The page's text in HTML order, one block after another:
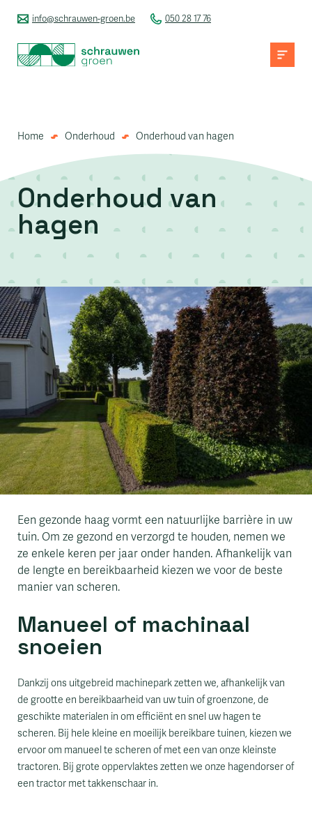
info@schrauwen-groen.be 050 28 17 76
Home Onderhoud Onderhoud van hagen
Onderhoud van
hagen
Een gezonde haag vormt een natuurlijke barrière in uw
tuin. Om ze gezond en verzorgd te houden, nemen we
ze enkele keren per jaar onder handen. Afhankelijk van
de lengte en bereikbaarheid kiezen we voor de beste
manier van scheren.
Manueel of machinaal
snoeien
Dankzij ons uitgebreid machinepark zetten we, afhankelijk van
de grootte en bereikbaarheid van uw tuin of groenzone, de
geschikte materialen in om efficiënt en snel uw hagen te
scheren. Bij hele kleine en moeilijk bereikbare tuinen, kiezen we
ervoor om manueel te scheren of met een van onze kleinste
tractoren. Bij grote oppervlaktes zetten we onze hagendorser of
een tractor met takkenschaar in.